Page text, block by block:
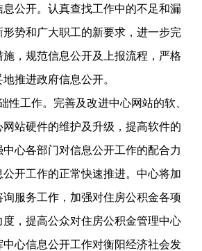
公开。认真查找工作中的不足和漏
势和广大职工的新要求，进一步完
，规范信息公开及上报流程，严格
推进政府信息公开。
性工作。完善及改进中心网站的软、
站硬件的维护及升级，提高软件的
心各部门对信息公开工作的配合力
开工作的正常快速推进。中心将加
服务工作，加强对住房公积金各项
，提高公众对住房公积金管理中心
心信息公开工作对衡阳经济社会发